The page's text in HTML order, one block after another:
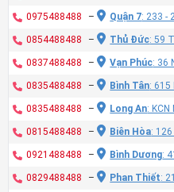
0975488488 – Quận 7: 233 -
0854488488 – Thủ Đức: 59
0837488488 – Vạn Phúc: 36
0835488488 – Bình Tân: 615
0835488488 – Long An:
0815488488 – Biên Hòa:
0921488488 – Bình Dương:
0829488488 – Phan Thiết: